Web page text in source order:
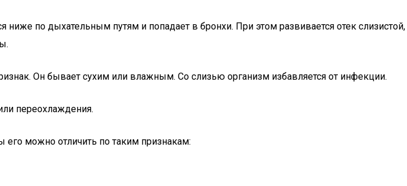
ниже по дыхательным путям и попадает в бронхи. При этом развивается отек слизистой,
Он бывает сухим или влажным. Со слизью организм избавляется от инфекции.
переохлаждения.
можно отличить по таким признакам: